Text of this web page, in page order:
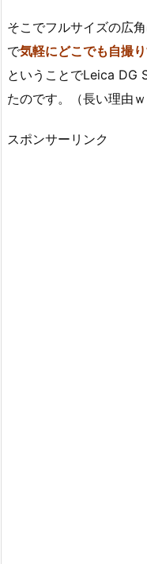
そこでフルサイズの広
で気軽にどこでも自撮
ということでLeica DG
たのです。（長い理由ｗ
スポンサーリンク